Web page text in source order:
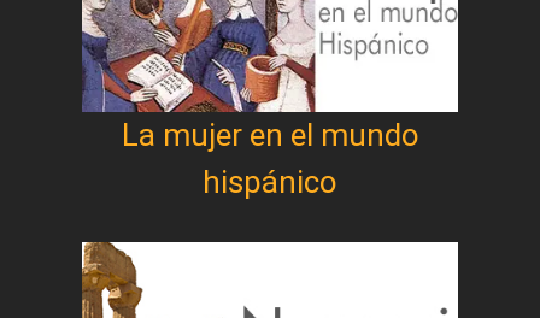
La mujer en el mundo
hispánico